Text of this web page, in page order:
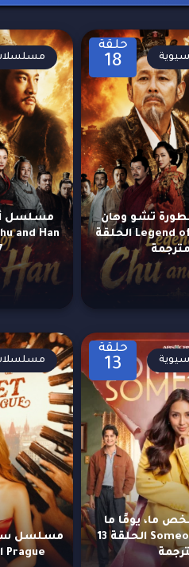
حلقة
18
تشو وهان
Legend of Chu and Han الحلقة
مسلسل
حلقة
13
ما، يومًا ما
Someone, Someday الحلقة 13
Prague الحلقة 78 مترجمة